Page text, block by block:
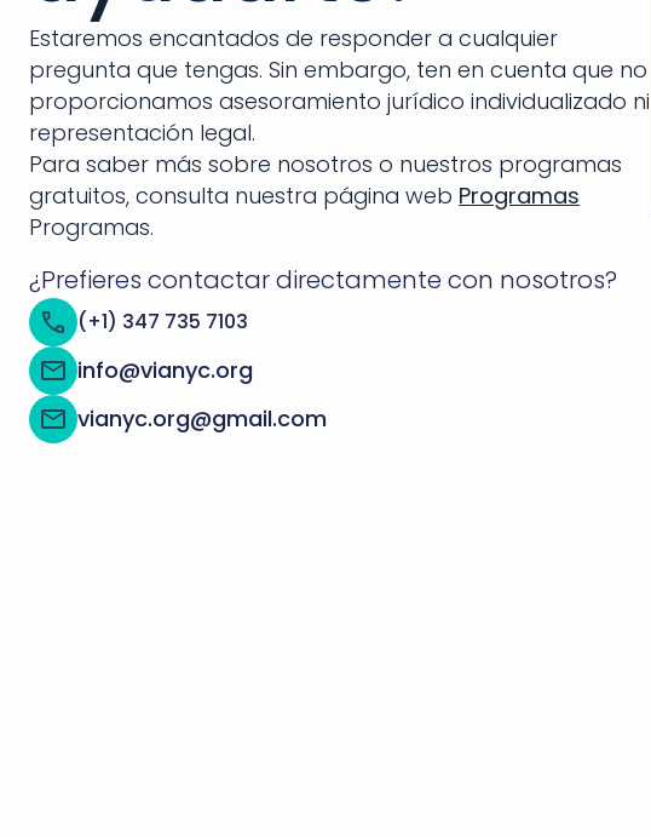
Estaremos encantados de responder a cualquier
pregunta que tengas. Sin embargo, ten en cuenta que no
proporcionamos asesoramiento jurídico individualizado ni
representación legal.
Para saber más sobre nosotros o nuestros programas
gratuitos, consulta nuestra página web Programas
Programas.
¿Prefieres contactar directamente con nosotros?
(+1) 347 735 7103
info@vianyc.org
vianyc.org@gmail.com